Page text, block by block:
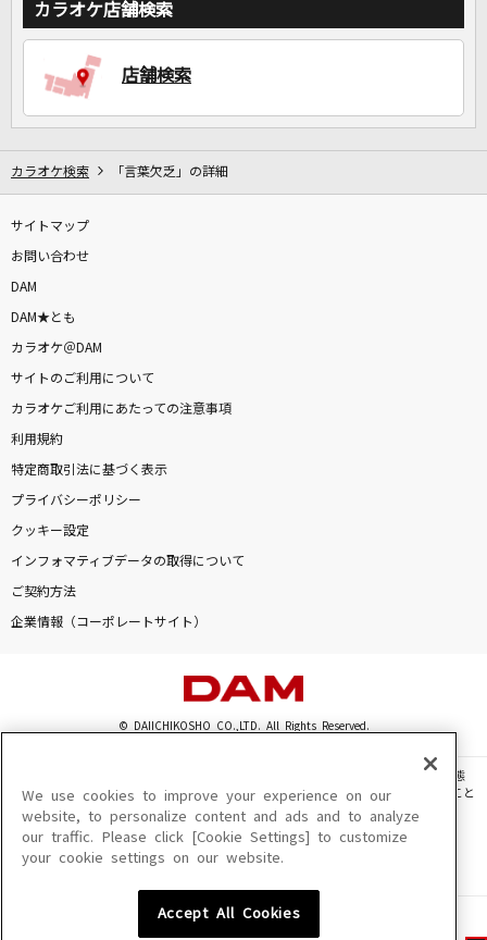
カラオケ店舗検索
店舗検索
カラオケ検索 「言葉欠乏」の詳細
サイトマップ
お問い合わせ
DAM
DAM★とも
カラオケ＠DAM
サイトのご利用について
カラオケご利用にあたっての注意事項
利用規約
特定商取引法に基づく表示
プライバシーポリシー
クッキー設定
インフォマティブデータの取得について
ご契約方法
企業情報（コーポレートサイト）
© DAIICHIKOSHO CO.,LTD. All Rights Reserved.
このサイトに掲載されている一切の文章・画像・写真・動画・音声等を、手段や形態
を問わず、著作権法の定める範囲を超えて無断で複製、転載、ファイル化などすること
を禁じます。
楽曲及びコンテンツは、機種によりご利用いただけない場合があります。
楽曲及びコンテンツの配信日、配信内容が変更になる場合があります。
We use cookies to improve your experience on our
website, to personalize content and ads and to analyze
our traffic. Please click [Cookie Settings] to customize
your cookie settings on our website.
Accept All Cookies